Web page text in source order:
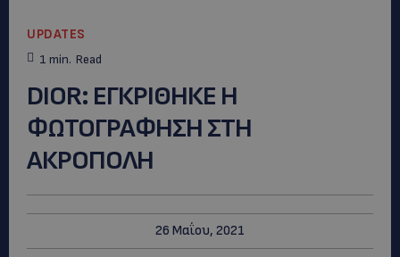
UPDATES
1 min. Read
DIOR: EΓΚΡΙΘΗΚΕ Η
ΦΩΤΟΓΡΑΦΗΣΗ ΣΤΗ
ΑΚΡΟΠΟΛΗ
26 Μαΐου, 2021